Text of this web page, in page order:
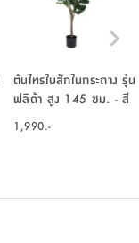
ต้นไทรใบสักในกระถาง รุ่น
ฟลิด้า สูง 145 ซม. - สี
1,990.-